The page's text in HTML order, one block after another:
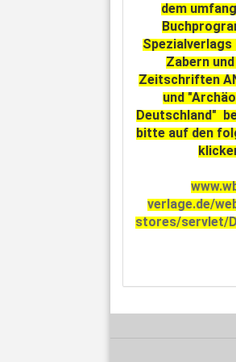
dem
Spezialverlags
Zabern
Zeitschriften
und
Deutschland"
bitte auf den
verlage.de/
stores/servlet/